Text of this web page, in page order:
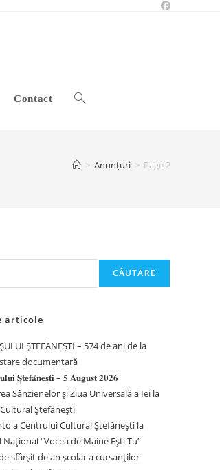
Contact Toggle
> Anunțuri > Page 2
CĂUTARE
articole
ȘTEFĂNEȘTI – 574 de ani de la
documentară
𝐒̦𝐭𝐞𝐟𝐚̆𝐧𝐞𝐬̦𝐭𝐢 – 𝟓 𝐀𝐮𝐠𝐮𝐬𝐭 𝟐𝟎𝟐𝟔
Sânzienelor și Ziua Universală a Iei la
Ștefănești
a Centrului Cultural Ștefănești la
“Vocea de Maine Ești Tu”
sfârșit de an școlar a cursanților